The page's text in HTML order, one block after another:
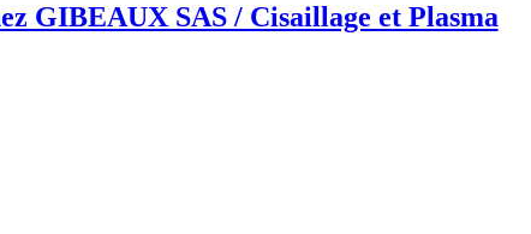
GIBEAUX SAS / Cisaillage et Plasma